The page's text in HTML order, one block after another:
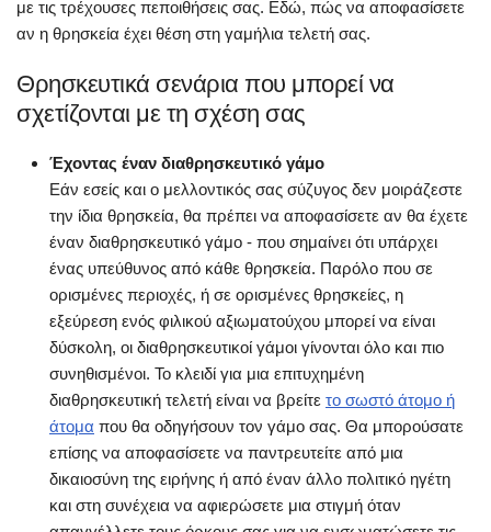
με τις τρέχουσες πεποιθήσεις σας. Εδώ, πώς να αποφασίσετε
αν η θρησκεία έχει θέση στη γαμήλια τελετή σας.
Θρησκευτικά σενάρια που μπορεί να
σχετίζονται με τη σχέση σας
Έχοντας έναν διαθρησκευτικό γάμο
Εάν εσείς και ο μελλοντικός σας σύζυγος δεν μοιράζεστε
την ίδια θρησκεία, θα πρέπει να αποφασίσετε αν θα έχετε
έναν διαθρησκευτικό γάμο - που σημαίνει ότι υπάρχει
ένας υπεύθυνος από κάθε θρησκεία. Παρόλο που σε
ορισμένες περιοχές, ή σε ορισμένες θρησκείες, η
εξεύρεση ενός φιλικού αξιωματούχου μπορεί να είναι
δύσκολη, οι διαθρησκευτικοί γάμοι γίνονται όλο και πιο
συνηθισμένοι. Το κλειδί για μια επιτυχημένη
διαθρησκευτική τελετή είναι να βρείτε το σωστό άτομο ή
άτομα που θα οδηγήσουν τον γάμο σας. Θα μπορούσατε
επίσης να αποφασίσετε να παντρευτείτε από μια
δικαιοσύνη της ειρήνης ή από έναν άλλο πολιτικό ηγέτη
και στη συνέχεια να αφιερώσετε μια στιγμή όταν